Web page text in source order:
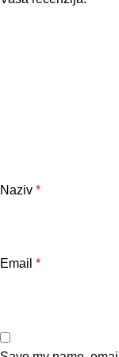
Naziv *
Email *